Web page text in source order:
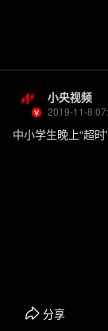
小央视频
中小学生晚上“超
分享